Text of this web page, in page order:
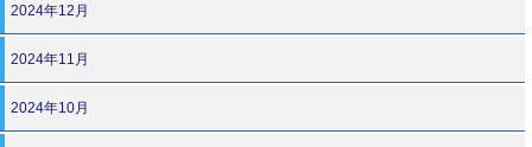
2024年12月
2024年11月
2024年10月